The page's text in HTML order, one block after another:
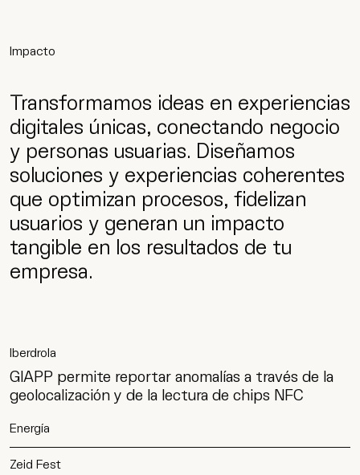
Impacto
Transformamos ideas en experiencias
digitales únicas, conectando negocio
y personas usuarias. Diseñamos
soluciones y experiencias coherentes
que optimizan procesos, fidelizan
usuarios y generan un impacto
tangible en los resultados de tu
empresa.
Iberdrola
GIAPP permite reportar anomalías a través de la
geolocalización y de la lectura de chips NFC
Energía
Zeid Fest